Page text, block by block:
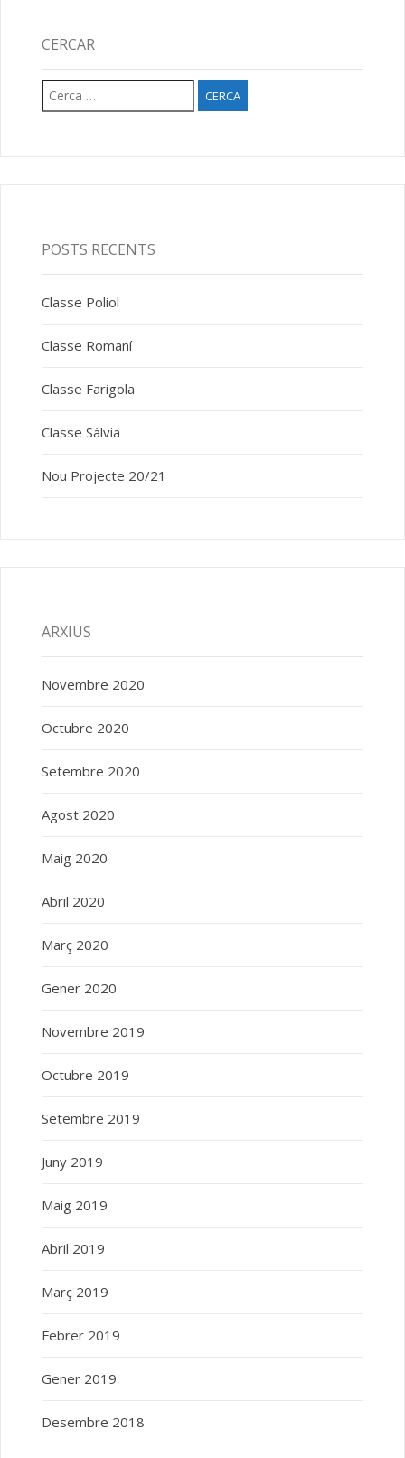
CERCAR
Cerca:
POSTS RECENTS
Classe Poliol
Classe Romaní
Classe Farigola
Classe Sàlvia
Nou Projecte 20/21
ARXIUS
Novembre 2020
Octubre 2020
Setembre 2020
Agost 2020
Maig 2020
Abril 2020
Març 2020
Gener 2020
Novembre 2019
Octubre 2019
Setembre 2019
Juny 2019
Maig 2019
Abril 2019
Març 2019
Febrer 2019
Gener 2019
Desembre 2018